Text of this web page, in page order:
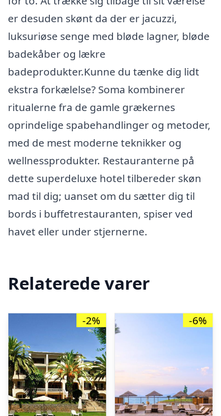
er desuden skønt da der er jacuzzi,
luksuriøse senge med bløde lagner, bløde
badekåber og lækre
badeprodukter.Kunne du tænke dig lidt
ekstra forkælelse? Soma kombinerer
ritualerne fra de gamle grækernes
oprindelige spabehandlinger og metoder,
med de mest moderne teknikker og
wellnessprodukter. Restauranterne på
dette superdeluxe hotel tilbereder skøn
mad til dig; uanset om du sætter dig til
bords i buffetrestauranten, spiser ved
havet eller under stjernerne.
Relaterede varer
-2% -6%